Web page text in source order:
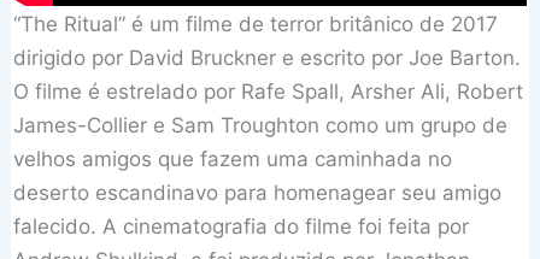
“The Ritual” é um filme de terror britânico de 2017
dirigido por David Bruckner e escrito por Joe Barton.
O filme é estrelado por Rafe Spall, Arsher Ali, Robert
James-Collier e Sam Troughton como um grupo de
velhos amigos que fazem uma caminhada no
deserto escandinavo para homenagear seu amigo
falecido. A cinematografia do filme foi feita por